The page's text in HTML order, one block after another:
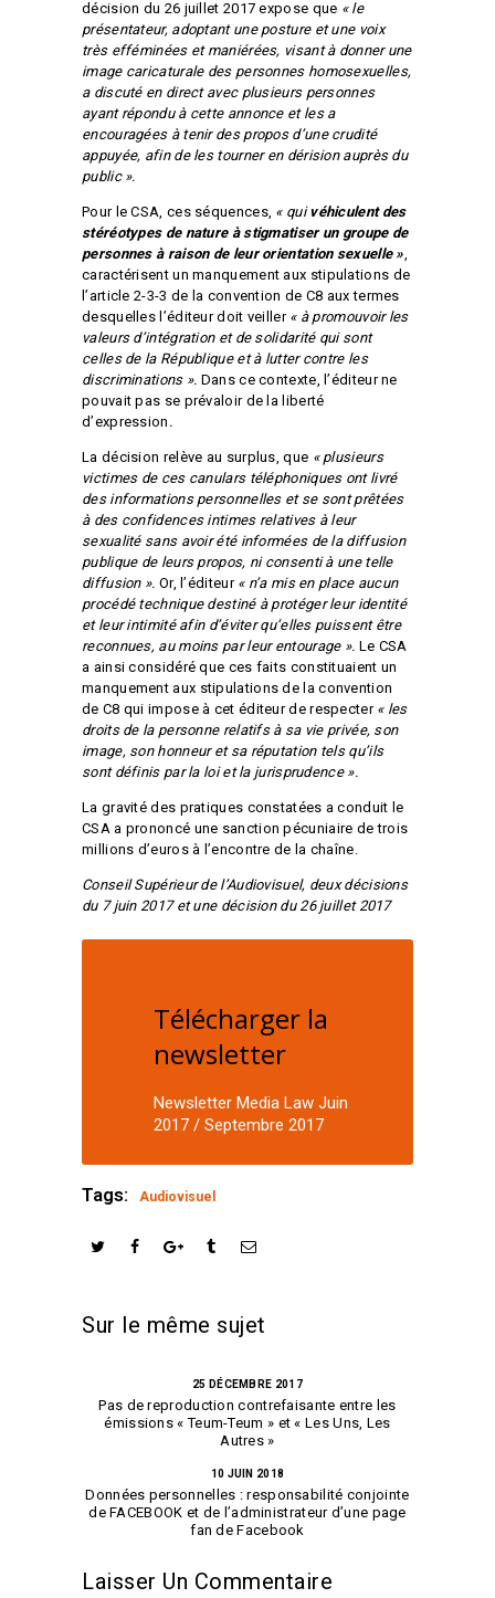
décision du 26 juillet 2017 expose que « le
présentateur, adoptant une posture et une voix
très efféminées et maniérées, visant à donner une
image caricaturale des personnes homosexuelles,
a discuté en direct avec plusieurs personnes
ayant répondu à cette annonce et les a
encouragées à tenir des propos d’une crudité
appuyée, afin de les tourner en dérision auprès du
public ».
Pour le CSA, ces séquences, « quivéhiculent des
stéréotypes de nature à stigmatiser un groupe de
personnes à raison de leur orientation sexuelle »,
caractérisent un manquement aux stipulations de
l’article 2-3-3 de la convention de C8 aux termes
desquelles l’éditeur doit veiller « à promouvoir les
valeurs d’intégration et de solidarité qui sont
celles de la République et à lutter contre les
discriminations ». Dans ce contexte, l’éditeur ne
pouvait pas se prévaloir de la liberté
d’expression .
La décision relève au surplus, que « plusieurs
victimes de ces canulars téléphoniques ont livré
des informations personnelles et se sont prêtées
à des confidences intimes relatives à leur
sexualité sans avoir été informées de la diffusion
publique de leurs propos, ni consenti à une telle
diffusion ». Or, l’éditeur « n’a mis en place aucun
procédé technique destiné à protéger leur identité
et leur intimité afin d’éviter qu’elles puissent être
reconnues, au moins par leur entourage ». Le CSA
a ainsi considéré que ces faits constituaient un
manquement aux stipulations de la convention
de C8 qui impose à cet éditeur de respecter « les
droits de la personne relatifs à sa vie privée, son
image, son honneur et sa réputation tels qu’ils
sont définis par la loi et la jurisprudence ».
La gravité des pratiques constatées a conduit le
CSA a prononcé une sanction pécuniaire de trois
millions d’euros à l’encontre de la chaîne.
Conseil Supérieur de l’Audiovisuel, deux décisions
du 7 juin 2017 et une décision du 26 juillet 2017
Télécharger la
newsletter
Newsletter Media Law Juin
2017 / Septembre 2017
Tags: Audiovisuel
Sur le même sujet
25 DÉCEMBRE 2017
Pas de reproduction contrefaisante entre les
émissions « Teum-Teum » et « Les Uns, Les
Autres »
10 JUIN 2018
Données personnelles : responsabilité conjointe
de FACEBOOK et de l’administrateur d’une page
fan de Facebook
Laisser Un Commentaire